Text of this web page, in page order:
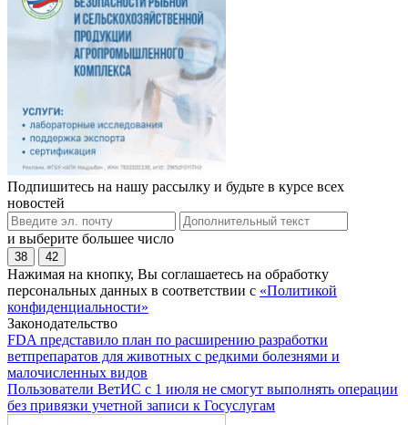
Подпишитесь на нашу рассылку и будьте в курсе всех
новостей
и выберите большее число
38 42
Нажимая на кнопку, Вы соглашаетесь на обработку
персональных данных в соответствии с «Политикой
конфиденциальности»
Законодательство
FDA представило план по расширению разработки
ветпрепаратов для животных с редкими болезнями и
малочисленных видов
Пользователи ВетИС с 1 июля не смогут выполнять операции
без привязки учетной записи к Госуслугам